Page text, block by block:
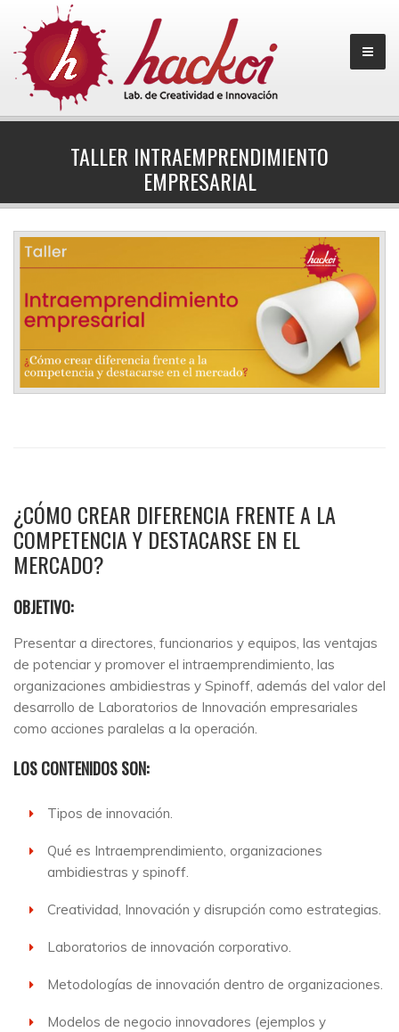
TALLER INTRAEMPRENDIMIENTO
EMPRESARIAL
¿CÓMO CREAR DIFERENCIA FRENTE A LA
COMPETENCIA Y DESTACARSE EN EL
MERCADO?
OBJETIVO:
Presentar a directores, funcionarios y equipos, las ventajas
de potenciar y promover el intraemprendimiento, las
organizaciones ambidiestras y Spinoff, además del valor del
desarrollo de Laboratorios de Innovación empresariales
como acciones paralelas a la operación.
LOS CONTENIDOS SON:
Tipos de innovación.
Qué es Intraemprendimiento, organizaciones
ambidiestras y spinoff.
Creatividad, Innovación y disrupción como estrategias.
Laboratorios de innovación corporativo.
Metodologías de innovación dentro de organizaciones.
Modelos de negocio innovadores (ejemplos y